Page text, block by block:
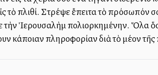
τὸ πλιθί. Στρέψε ἔπειτα τὸ πρόσωπόν
τὴν Ἱερουσαλὴμ πολιορκημένην. Ὅλα
κάποιαν πληροφορίαν διὰ τὸ μέλλον